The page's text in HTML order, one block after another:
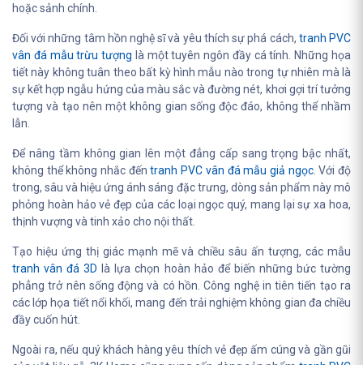
hoặc sảnh chính.
Đối với những tâm hồn nghệ sĩ và yêu thích sự phá cách, tranh PVC
vân đá mẫu trừu tượng là một tuyên ngôn đầy cá tính. Những họa
tiết này không tuân theo bất kỳ hình mẫu nào trong tự nhiên mà là
sự kết hợp ngẫu hứng của màu sắc và đường nét, khơi gợi trí tưởng
tượng và tạo nên một không gian sống độc đáo, không thể nhầm
lẫn.
Để nâng tầm không gian lên một đẳng cấp sang trọng bậc nhất,
không thể không nhắc đếntranh PVC vân đá mẫu giả ngọc. Với độ
trong, sâu và hiệu ứng ánh sáng đặc trưng, dòng sản phẩm này mô
phỏng hoàn hảo vẻ đẹp của các loại ngọc quý, mang lại sự xa hoa,
thịnh vượng và tinh xảo cho nội thất.
Tạo hiệu ứng thị giác mạnh mẽ và chiều sâu ấn tượng, các mẫu
tranh vân đá 3D là lựa chọn hoàn hảo để biến những bức tường
phẳng trở nên sống động và có hồn. Công nghệ in tiên tiến tạo ra
các lớp họa tiết nổi khối, mang đến trải nghiệm không gian đa chiều
đầy cuốn hút.
Ngoài ra, nếu quý khách hàng yêu thích vẻ đẹp ấm cúng và gần gũi